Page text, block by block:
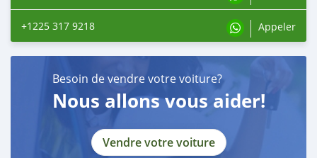
+1225 317 9218 Appeler
Besoin de vendre votre voiture?
Nous allons vous aider!
Vendre votre voiture